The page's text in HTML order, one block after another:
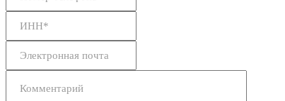
ИНН*
Электронная почта
Комментарий